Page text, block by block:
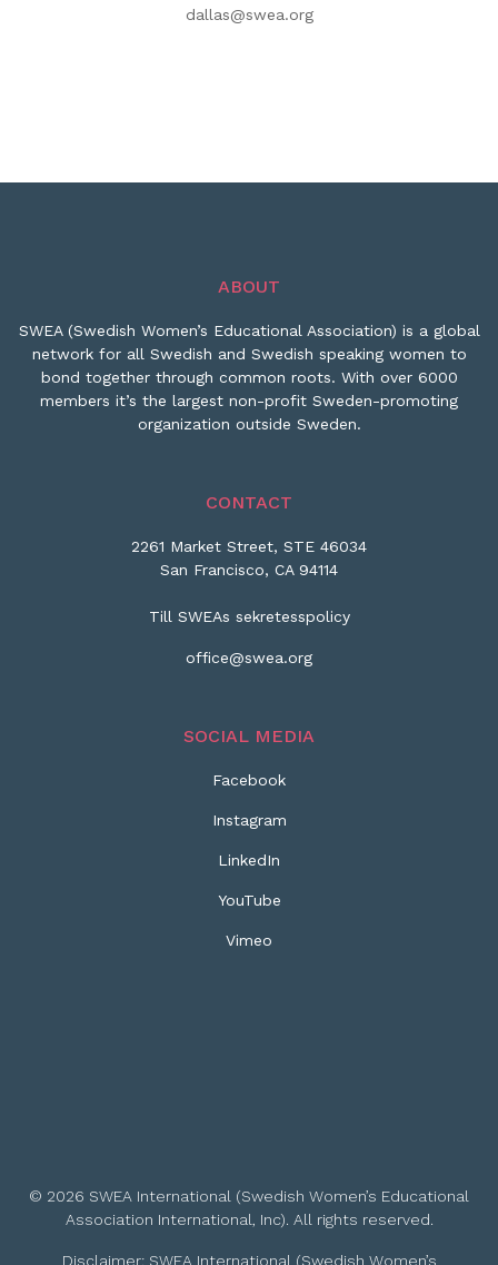
dallas@swea.org
ABOUT
SWEA (Swedish Women’s Educational Association) is a global
network for all Swedish and Swedish speaking women to
bond together through common roots. With over 6000
members it’s the largest non-profit Sweden-promoting
organization outside Sweden.
CONTACT
2261 Market Street, STE 46034
San Francisco, CA 94114
Till SWEAs sekretesspolicy
office@swea.org
SOCIAL MEDIA
Facebook
Instagram
LinkedIn
YouTube
Vimeo
© 2026 SWEA International (Swedish Women’s Educational
Association International, Inc). All rights reserved.
Disclaimer: SWEA International (Swedish Women’s